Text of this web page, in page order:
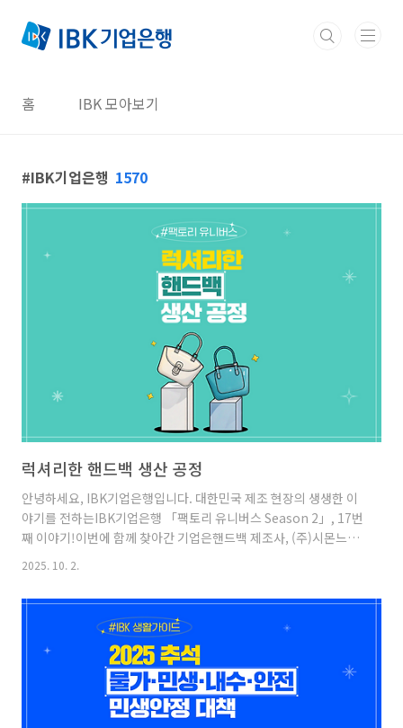
홈 IBK 모아보기
IBK기업은행 1570
럭셔리한 핸드백 생산 공정
안녕하세요, IBK기업은행입니다. 대한민국 제조 현장의 생생한 이
야기를 전하는IBK기업은행 「팩토리 유니버스 Season 2」, 17번
째 이야기!이번에 함께 찾아간 기업은핸드백 제조사, (주)시몬느액
랑하는 명품 가방을 만들어내고 있는데요. 특히 전통적인 장인의 손
길과 첨단 자동화 시스템을 결합해글로벌 패션 업계에서 혁신적인
제조사로 인정받고 있습니다.오늘은 시몬느의 현장에서,한 땀 한 땀
정교하게 완성되는 럭셔리 가방생산 공정을함께 따라가 보겠습니
다!1. 원자재 창고(Warehouse)럭셔리 가방을 만들기 위한 첫번째
공정은 가방 생산에 필요한 가죽과 원단, PVC 원자재 등을보관..
2025. 10. 2.